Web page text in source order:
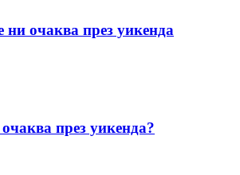
ни очаква през уикенда
през уикенда?